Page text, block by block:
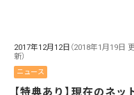
2017年12月12日 （2018年1月19日
新）
ニュース
【特典あり】現在のネッ